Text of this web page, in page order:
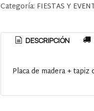
Categoría: FIESTAS Y
DESCRIPCIÓN
Placa de madera +